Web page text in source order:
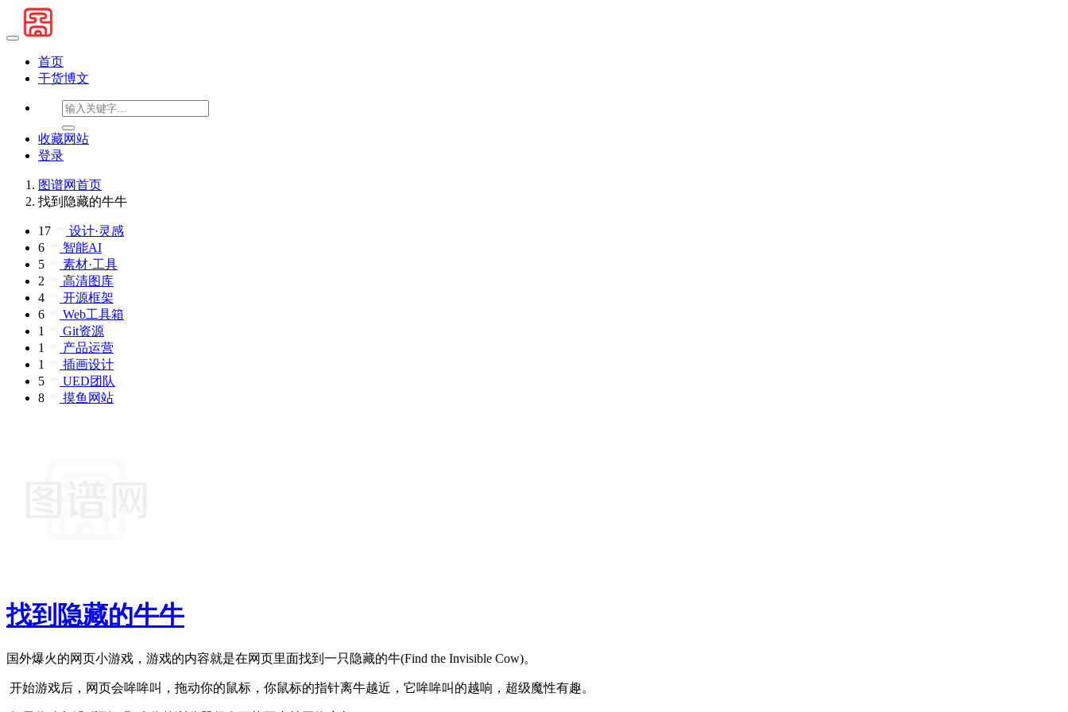
首页
干货博文
收藏网站
登录
图谱网首页
找到隐藏的牛牛
17
设计·灵感
6
智能AI
5
素材·工具
2
高清图库
4
开源框架
6
Web工具箱
1
Git资源
1
产品运营
1
插画设计
5
UED团队
8
摸鱼网站
找到隐藏的牛牛
国外爆火的网页小游戏，游戏的内容就是在网页里面找到一只隐藏的牛(Find the Invisible Cow)。
开始游戏后，网页会哞哞叫，拖动你的鼠标，你鼠标的指针离牛越近，它哞哞叫的越响，超级魔性有趣。